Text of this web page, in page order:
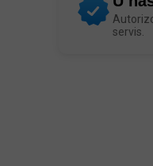
servis.